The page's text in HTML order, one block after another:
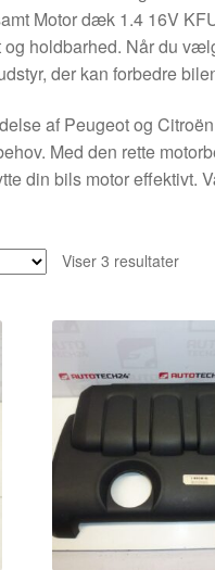
Motor dæk 1.4 16V
holdbarhed. Når du
der kan forbedre
af Peugeot og
Med den rette
din bils motor effektivt.
Viser 3 resultater